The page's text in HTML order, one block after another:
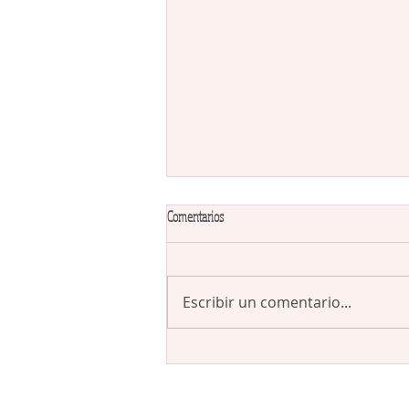
Comentarios
Escribir un comentario...